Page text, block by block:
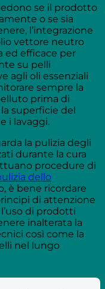
se il prodotto
o se sia
l’integrazione
vettore neutro
ed efficace per
su pelli
agli oli essenziali
sempre la
prima di
superficie del
i lavaggi.
la pulizia degli
durante la cura
procedure di
dello
è bene ricordare
di attenzione
di prodotti
inalterata la
così come la
nel lungo